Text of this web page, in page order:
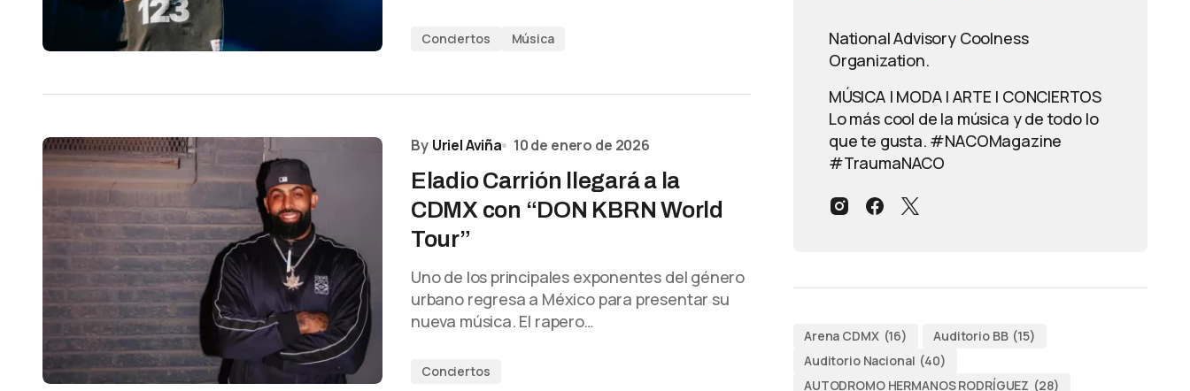
Conciertos Música
By Uriel Aviña 10 de enero de 2026
Eladio Carrión llegará a la
CDMX con “DON KBRN World
Tour”
Uno de los principales exponentes del género
urbano regresa a México para presentar su
nueva música. El rapero…
Conciertos
National Advisory Coolness
Organization.
MÚSICA | MODA | ARTE | CONCIERTOS
Lo más cool de la música y de todo lo
que te gusta. #NACOMagazine
#TraumaNACO
Arena CDMX (16) Auditorio BB (15)
Auditorio Nacional (40)
AUTODROMO HERMANOS RODRÍGUEZ (28)